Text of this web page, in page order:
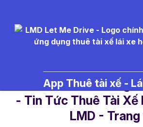
App Thuê tài xế -
- Tin Tức Thuê Tài Xế
LMD - Trang